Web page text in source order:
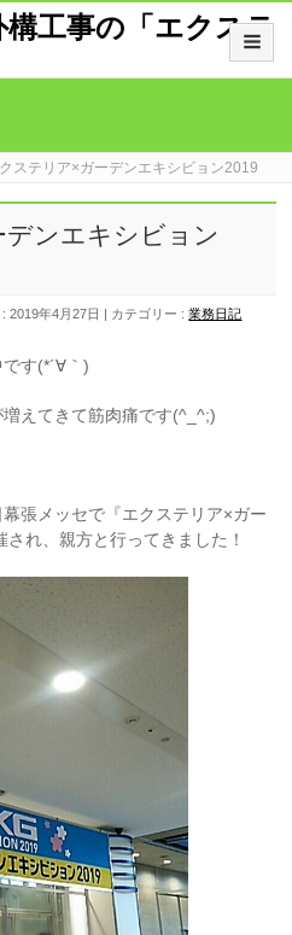
工事の「エクステ
ステリア×ガーデンエキシビョン2019
ンエキシビョン
2019年4月27日 カテゴリー :業務日記
す(*´∀｀)
えてきて筋肉痛です(^_^;)
張メッセで『エクステリア×ガー
れ、親方と行ってきました！